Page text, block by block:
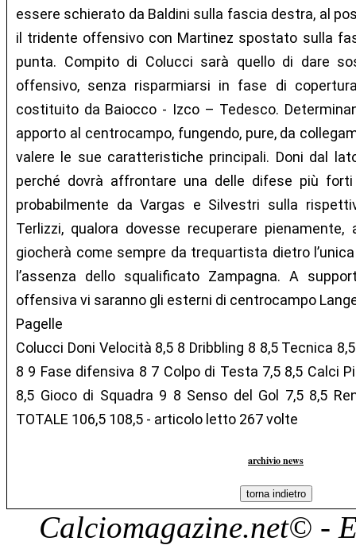
essere schierato da Baldini sulla fascia destra, al
il tridente offensivo con Martinez spostato sulla
punta. Compito di Colucci sarà quello di dare
offensivo, senza risparmiarsi in fase di
costituito da Baiocco - Izco – Tedesco.
apporto al centrocampo, fungendo, pure, da
valere le sue caratteristiche principali. Doni dal
perché dovrà affrontare una delle difese più
probabilmente da Vargas e Silvestri sulla
Terlizzi, qualora dovesse recuperare
giocherà come sempre da trequartista dietro
l’assenza dello squalificato Zampagna. A
offensiva vi saranno gli esterni di centrocampo
Pagelle
Colucci Doni Velocità 8,5 8 Dribbling 8 8,5 Tecnica
8 9 Fase difensiva 8 7 Colpo di Testa 7,5 8,5 Calci
8,5 Gioco di Squadra 9 8 Senso del Gol 7,5 8,5
TOTALE 106,5 108,5 - articolo letto 267 volte
archivio news
Calciomagazine.net© -